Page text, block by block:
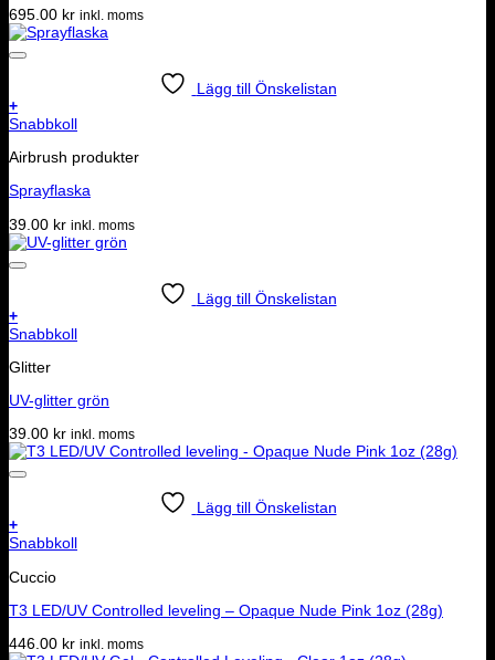
695.00 kr inkl. moms
Lägg till Önskelistan
+
Snabbkoll
Airbrush produkter
Sprayflaska
39.00 kr inkl. moms
Lägg till Önskelistan
+
Snabbkoll
Glitter
UV-glitter grön
39.00 kr inkl. moms
Lägg till Önskelistan
+
Snabbkoll
Cuccio
T3 LED/UV Controlled leveling – Opaque Nude Pink 1oz (28g)
446.00 kr inkl. moms